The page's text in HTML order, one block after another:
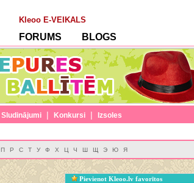
Kleoo E-VEIKALS
FORUMS BLOGS
Sludinājumi | Konkursi |
Izsoles
П Р С Т У Ф Х Ц Ч Ш Щ Э Ю Я
Pievienot Kleoo.lv favorītos